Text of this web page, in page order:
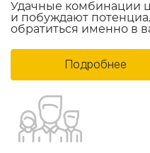
Удачные комбинации
и побуждают
обратиться именно в
Подробнее